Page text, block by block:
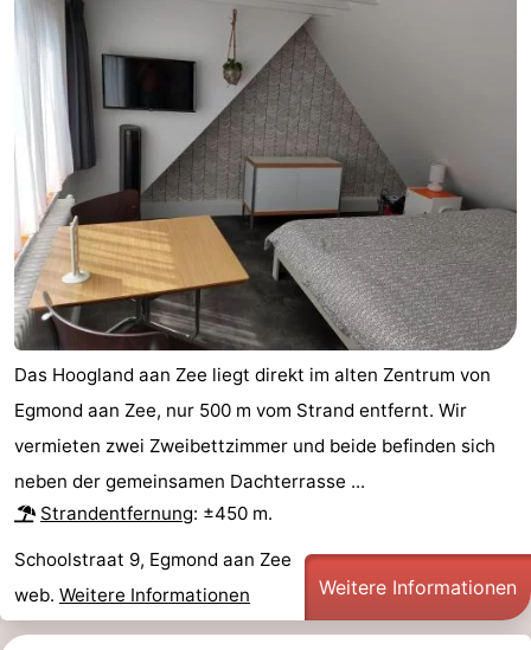
Das Hoogland aan Zee liegt direkt im alten Zentrum von
Egmond aan Zee, nur 500 m vom Strand entfernt. Wir
vermieten zwei Zweibettzimmer und beide befinden sich
neben der gemeinsamen Dachterrasse ...
Strandentfernung: ±450 m.
Schoolstraat 9, Egmond aan Zee
web. Weitere Informationen Weitere Informationen